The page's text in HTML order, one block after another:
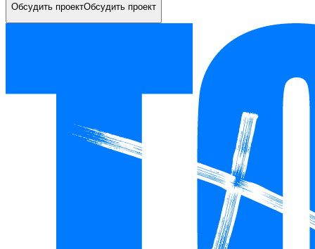
Обсудить проектОбсудить проект